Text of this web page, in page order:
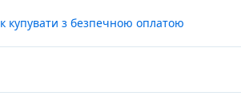
купувати з безпечною оплатою